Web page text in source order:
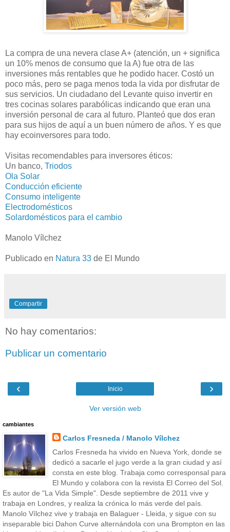
La compra de una nevera clase A+ (atención, un + significa
un 10% menos de consumo que la A) fue otra de las
inversiones más rentables que he podido hacer. Costó un
poco más, pero se paga menos toda la vida por disfrutar de
sus servicios. Un ciudadano del Levante quiso invertir en
tres cocinas solares parabólicas indicando que eran una
inversión personal de cara al futuro. Planteó que dos eran
para sus hijos de aquí a un buen número de años. Y es que
hay ecoinversores para todo.
Visitas recomendables para inversores éticos:
Un banco, Triodos
Ola Solar
Conducción eficiente
Consumo inteligente
Electrodomésticos
Solardomésticos para el cambio
Manolo Vílchez
Publicado en Natura 33 de El Mundo
Compartir
No hay comentarios:
Publicar un comentario
‹ ›
Inicio
Ver versión web
cambiantes
Carlos Fresneda / Manolo Vílchez
Carlos Fresneda ha vivido en Nueva York, donde se
dedicó a sacarle el jugo verde a la gran ciudad y así
consta en este blog. Trabaja como corresponsal para
El Mundo y colabora con la revista El Correo del Sol.
Es autor de "La Vida Simple". Desde septiembre de 2011 vive y
trabaja en Londres, y realiza la crónica lo más verde del país.
Manolo Vílchez vive y trabaja en Balaguer - Lleida, y sigue con su
inseparable bici Dahon Curve alternándola con una Brompton en las